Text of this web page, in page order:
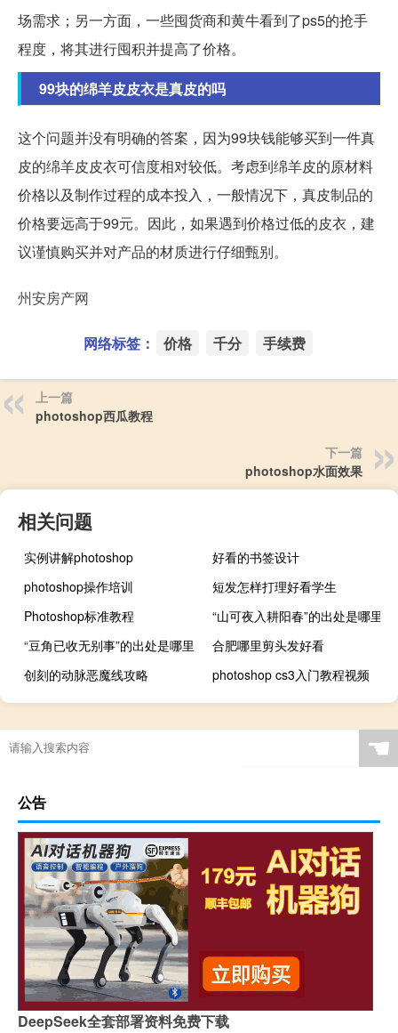
场需求；另一方面，一些囤货商和黄牛看到了ps5的抢手
程度，将其进行囤积并提高了价格。
99块的绵羊皮皮衣是真皮的吗
这个问题并没有明确的答案，因为99块钱能够买到一件真
皮的绵羊皮皮衣可信度相对较低。考虑到绵羊皮的原材料
价格以及制作过程的成本投入，一般情况下，真皮制品的
价格要远高于99元。因此，如果遇到价格过低的皮衣，建
议谨慎购买并对产品的材质进行仔细甄别。
州安房产网
网络标签： 价格 千分 手续费
上一篇
photoshop西瓜教程
下一篇
photoshop水面效果
相关问题
实例讲解photoshop
好看的书签设计
photoshop操作培训
短发怎样打理好看学生
Photoshop标准教程
“山可夜入耕阳春”的出处是哪里
“豆角已收无别事”的出处是哪里
合肥哪里剪头发好看
创刻的动脉恶魔线攻略
photoshop cs3入门教程视频
☚
公告
DeepSeek全套部署资料免费下载